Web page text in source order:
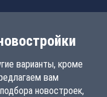
варианты, кроме
вам
новостроек,